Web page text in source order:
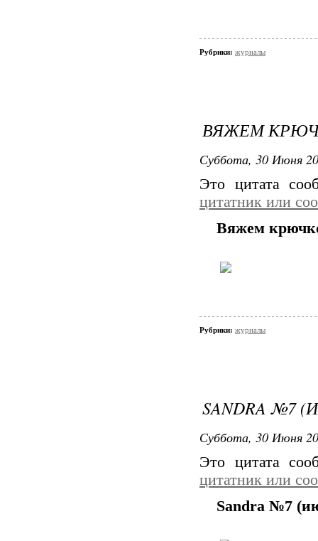
Рубрики: журналы
ВЯЖЕМ
Суббота, 30 Июня
Это цитата
цитатник или
Вяжем
Рубрики: журналы
SANDRA №7
Суббота, 30 Июня
Это цитата
цитатник или
Sandra №7